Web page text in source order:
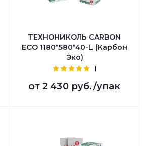
ТЕХНОНИКОЛЬ CARBON
ECO 1180*580*40-L (Карбон
Эко)
1
от 2 430 руб./упак